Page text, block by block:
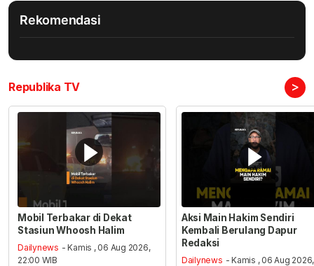
Rekomendasi
Republika TV >
Mobil Terbakar di Dekat
Stasiun Whoosh Halim
Dailynews - Kamis , 06 Aug 2026,
22:00 WIB
Aksi Main Hakim Sendiri
Kembali Berulang Dapur
Redaksi
Dailynews - Kamis , 06 Aug 2026,